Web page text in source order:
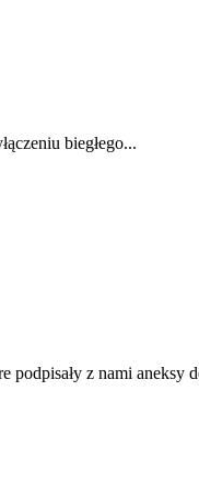
biegłego...
podpisały z nami aneksy